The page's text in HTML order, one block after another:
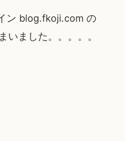
ン blog.fkoji.com の
いました。。。。。